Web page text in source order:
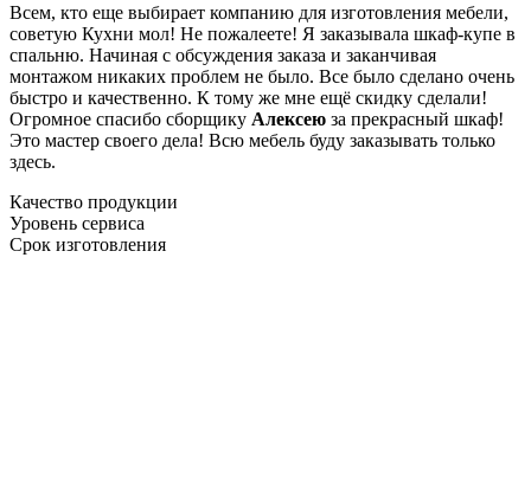
Всем, кто еще выбирает компанию для изготовления мебели,
советую Кухни мол! Не пожалеете! Я заказывала шкаф-купе в
спальню. Начиная с обсуждения заказа и заканчивая
монтажом никаких проблем не было. Все было сделано очень
быстро и качественно. К тому же мне ещё скидку сделали!
Огромное спасибо сборщику Алексею за прекрасный шкаф!
Это мастер своего дела! Всю мебель буду заказывать только
здесь.
Качество продукции
Уровень сервиса
Срок изготовления